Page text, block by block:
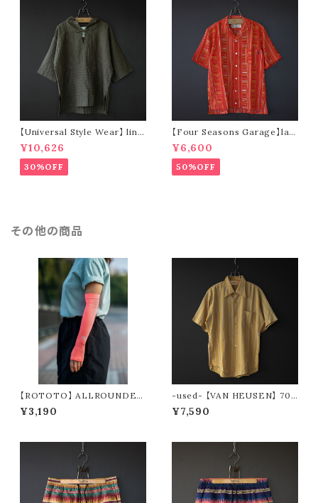
【Universal Style Wear】 line
n mexican parka (olive)
¥10,626
30%OFF
【Four Seasons Garage】lad
der stripe open collar s/s s
hirt (orange)
¥6,600
50%OFF
その他の商品
【ROTOTO】 ALLROUNDER
¥3,190
-used- 【VAN HEUSEN】 70s
stripe s/s shirt
¥7,590